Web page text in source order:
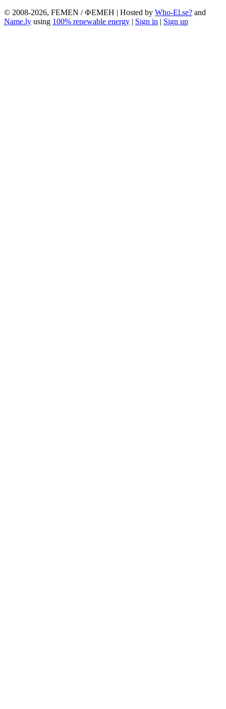
© 2008-2026, FEMEN / ФЕМЕН | Hosted by Who-El.se? and
Name.ly using 100% renewable energy | Sign in | Sign up